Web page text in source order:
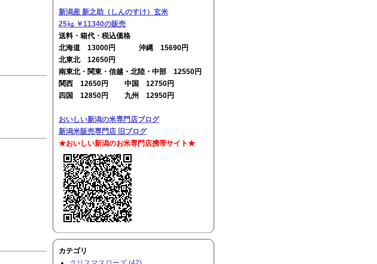
新潟産 新之助（しんのすけ）玄米
25㎏ ￥11340の販売
送料・箱代・税込価格
北海道 13000円 沖縄 15690円
北東北 12650円
南東北・関東・信越・北陸・中部 12550円
関西 12650円 中国 12750円
四国 12850円 九州 12950円
おいしい新潟の米専門店ブログ
新潟米販売専門店 旧ブログ
★おいしい新潟のお米専門店携帯サイト★
カテゴリ